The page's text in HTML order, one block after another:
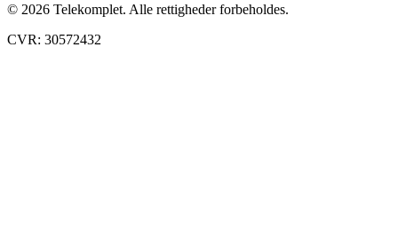
© 2026 Telekomplet. Alle rettigheder forbeholdes.
CVR: 30572432